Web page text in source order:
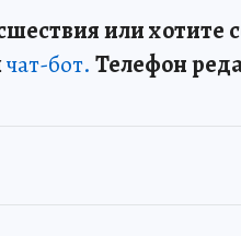
или хотите
чат-бот. Телефон